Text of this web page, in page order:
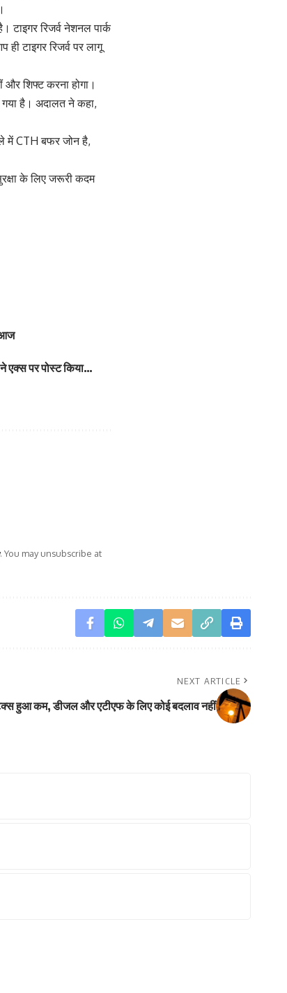
रिजर्व नेशनल पार्क
टाइगर रिजर्व पर लागू
और शिफ्ट करना होगा।
गया है। अदालत ने कहा,
में CTH बफर जोन है,
के लिए जरूरी कदम
आज
एक्स पर पोस्ट किया…
. You may unsubscribe at
NEXT ARTICLE
हुआ कम, डीजल और एटीएफ के लिए कोई बदलाव नहीं